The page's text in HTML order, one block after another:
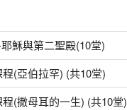
er
穌與第二聖殿(10堂)
(亞伯拉罕) (共10堂)
(撒母耳的一生) (共10堂)